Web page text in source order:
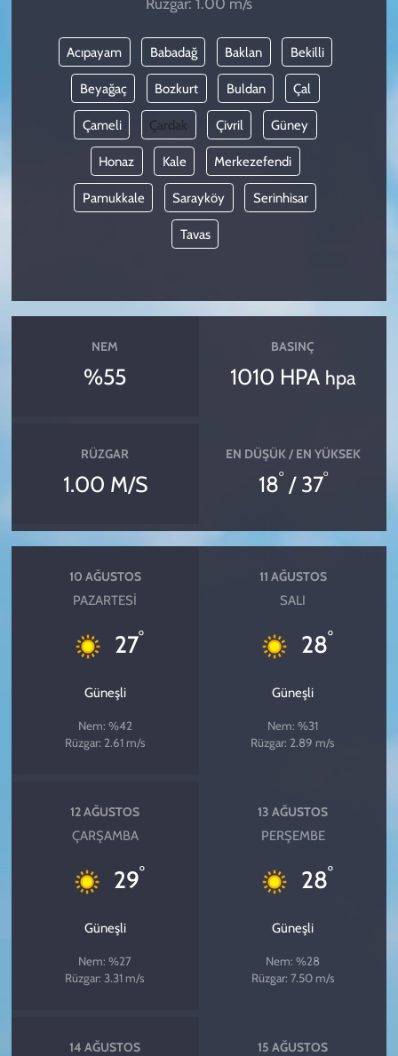
Acıpayam Babadağ Baklan Bekilli
Beyağaç Bozkurt Buldan Çal
Çameli Çardak Çivril Güney
Honaz Kale Merkezefendi
Pamukkale Sarayköy Serinhisar
Tavas
NEM
%55
BASINÇ
1010 HPA hpa
RÜZGAR
1.00 M/S
EN DÜŞÜK / EN YÜKSEK
18°/ 37°
10 AĞUSTOS
PAZARTESI
27°
Güneşli
Nem: %42
Rüzgar: 2.61 m/s
11 AĞUSTOS
SALI
28°
Güneşli
Nem: %31
Rüzgar: 2.89 m/s
12 AĞUSTOS
ÇARŞAMBA
29°
Güneşli
Nem: %27
Rüzgar: 3.31 m/s
13 AĞUSTOS
PERŞEMBE
28°
Güneşli
Nem: %28
Rüzgar: 7.50 m/s
14 AĞUSTOS
15 AĞUSTOS